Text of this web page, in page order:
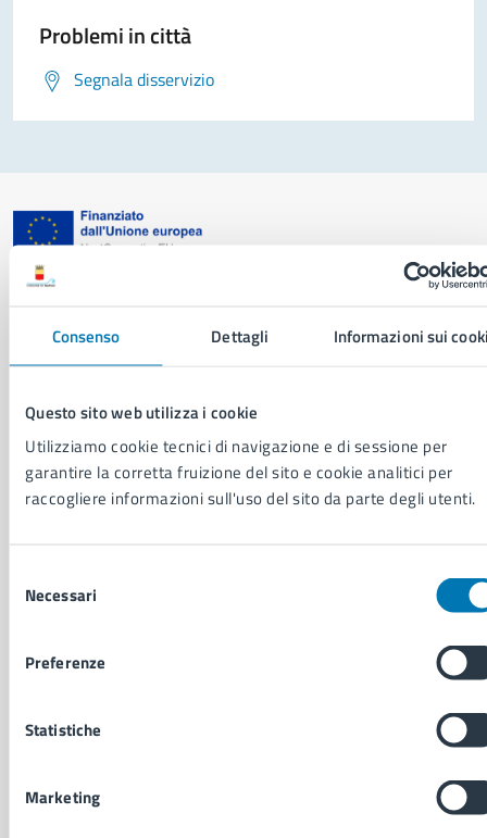
Consenso Dettagli Informazioni sui
Questo sito web utilizza i cookie
Utilizziamo cookie tecnici di navigazione e di sessione per
garantire la corretta fruizione del sito e cookie analitici per
raccogliere informazioni sull'uso del sito da parte degli utenti.
delNecessari
Preferenze
Statistiche
Marketing
Problemi in città
Segnala disservizio
AMMINISTRAZIONE
Organi di governo
Municipalità
Uffici
Enti e fondazioni
Intranet, posta aziendale e protocollo
CATEGORIE DI SERVIZIO
Anagrafe e stato civile
Cultura e tempo libero
Documenti e certificati